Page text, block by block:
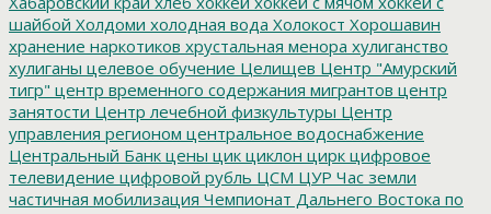
шайбой Холдоми холодная вода Холокост Хорошавин
хранение наркотиков хрустальная менора хулиганство
хулиганы целевое обучение Целищев Центр "Амурский
тигр" центр временного содержания мигрантов центр
занятости Центр лечебной физкультуры Центр
управления регионом центральное водоснабжение
Центральный Банк цены цик циклон цирк цифровое
телевидение цифровой рубль ЦСМ ЦУР Час земли
частичная мобилизация Чемпионат Дальнего Востока по